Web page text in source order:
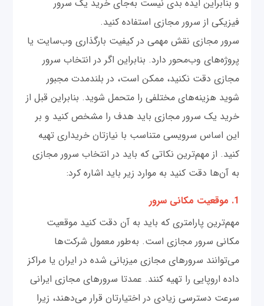
و بنابراین ایده بدی نیست به‌جای خرید یک سرور
فیزیکی از سرور مجازی استفاده کنید.
سرور مجازی نقش مهمی در کیفیت بارگذاری وب‌سایت یا
پروژه‌های وب‌محور دارد. بنابراین اگر در انتخاب سرور
مجازی دقت نکنید، ممکن است، در بلندمدت مجبور
شوید هزینه‌های مختلفی را متحمل شوید. بنابراین قبل از
خرید یک سرور مجازی باید هدف را مشخص کنید و بر
این اساس سرویسی متناسب با نیازتان خریداری تهیه
کنید. از مهم‌ترین نکاتی که باید در انتخاب سرور مجازی
به آن‌ها دقت کنید به موارد زیر باید اشاره کرد:
1. موقعیت مکانی سرور
مهم‌ترین پارامتری که باید به آن دقت کنید موقعیت
مکانی سرور مجازی است. به‌طور معمول شرکت‌ها
می‌توانند سرورهای مجازی میزبانی شده در ایران یا مراکز
داده اروپایی را تهیه کنند. عمدتا سرورهای مجازی ایرانی
سرعت دسترسی زیادی در اختیارتان قرار می‌دهند، زیرا